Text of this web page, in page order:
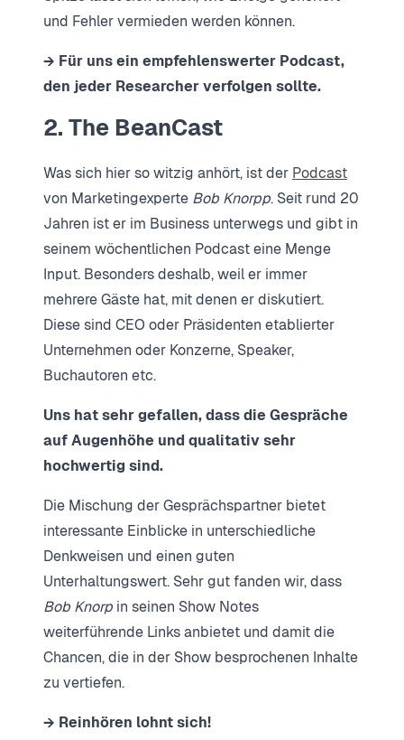
und Fehler vermieden werden können.
→ Für uns ein empfehlenswerter Podcast,
den jeder Researcher verfolgen sollte.
2. The BeanCast
Was sich hier so witzig anhört, ist der Podcast
von Marketingexperte Bob Knorpp. Seit rund 20
Jahren ist er im Business unterwegs und gibt in
seinem wöchentlichen Podcast eine Menge
Input. Besonders deshalb, weil er immer
mehrere Gäste hat, mit denen er diskutiert.
Diese sind CEO oder Präsidenten etablierter
Unternehmen oder Konzerne, Speaker,
Buchautoren etc.
Uns hat sehr gefallen, dass die Gespräche
auf Augenhöhe und qualitativ sehr
hochwertig sind.
Die Mischung der Gesprächspartner bietet
interessante Einblicke in unterschiedliche
Denkweisen und einen guten
Unterhaltungswert. Sehr gut fanden wir, dass
Bob Knorp in seinen Show Notes
weiterführende Links anbietet und damit die
Chancen, die in der Show besprochenen Inhalte
zu vertiefen.
→ Reinhören lohnt sich!